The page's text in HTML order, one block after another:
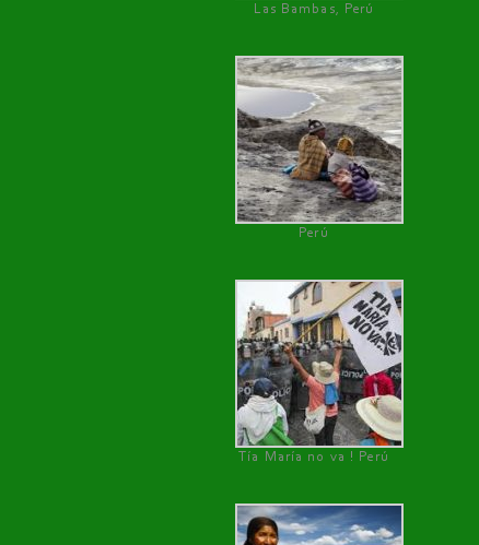
Las Bambas, Perú
Perú
Tía María no va ! Perú